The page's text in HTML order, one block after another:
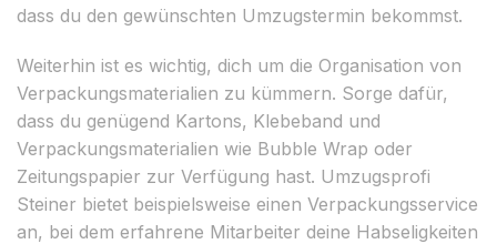
dass du den gewünschten Umzugstermin bekommst.
Weiterhin ist es wichtig, dich um die Organisation von
Verpackungsmaterialien zu kümmern. Sorge dafür,
dass du genügend Kartons, Klebeband und
Verpackungsmaterialien wie Bubble Wrap oder
Zeitungspapier zur Verfügung hast. Umzugsprofi
Steiner bietet beispielsweise einen Verpackungsservice
an, bei dem erfahrene Mitarbeiter deine Habseligkeiten